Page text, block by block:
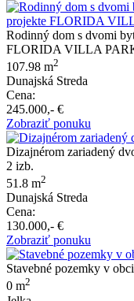
Rodinný dom s dvomi
FLORIDA VILLA PARK
107.98 m2
Dunajská Streda
Cena:
245.000,- €
Zobraziť ponuku
Dizajnérom zariadený
2 izb.
51.8 m2
Dunajská Streda
Cena:
130.000,- €
Zobraziť ponuku
Stavebné pozemky v
0 m2